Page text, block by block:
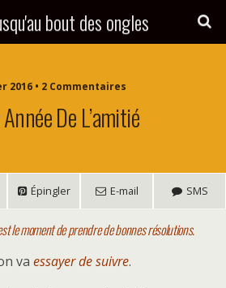
bout des ongles
2016 • 2 Commentaires
De L’amitié
Épingler E-mail SMS
le moment de prendre de bonnes résolutions.
va essayer de suivre.